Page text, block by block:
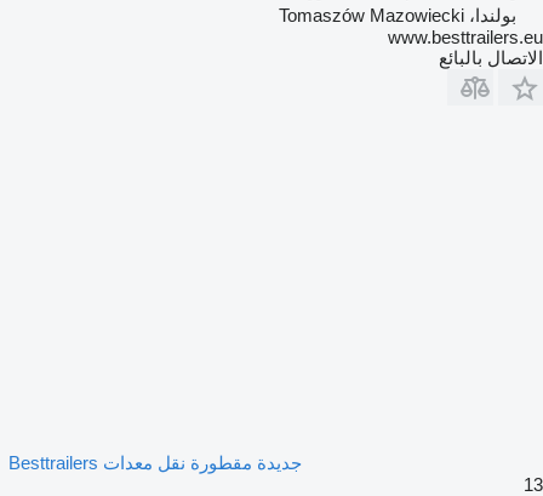
بولندا، Tomaszów Mazowiecki
www.besttrailers.eu
الاتصال بالبائع
جديدة مقطورة نقل معدات Besttrailers
13